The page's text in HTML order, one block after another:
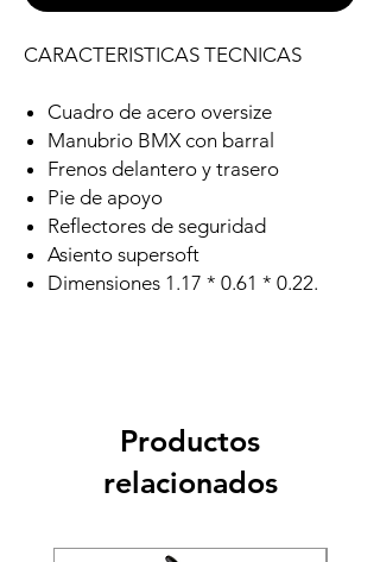
CARACTERISTICAS TECNICAS
Cuadro de acero oversize
Manubrio BMX con barral
Frenos delantero y trasero
Pie de apoyo
Reflectores de seguridad
Asiento supersoft
Dimensiones 1.17 * 0.61 * 0.22.
Productos
relacionados